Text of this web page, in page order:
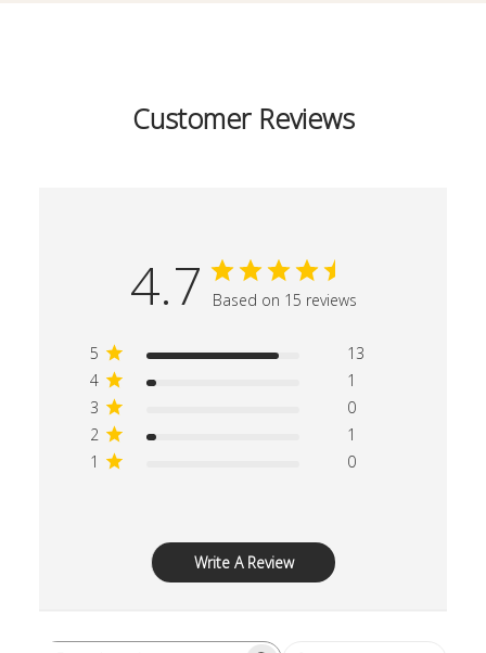
Customer Reviews
4.7 Based on 15 reviews
5
13
4
1
3
0
2
1
1
0
Write A Review